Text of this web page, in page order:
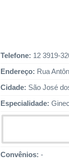
Telefone: 12 3919-
Endereço: Rua
Cidade: São José
Especialidade:
Convênios: -